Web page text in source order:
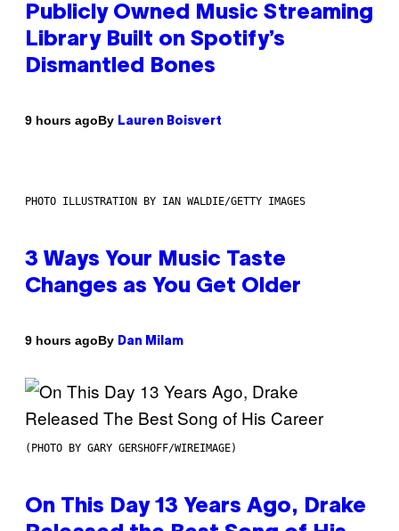
Publicly Owned Music Streaming
Library Built on Spotify’s
Dismantled Bones
9 hours agoBy Lauren Boisvert
PHOTO ILLUSTRATION BY IAN WALDIE/GETTY IMAGES
3 Ways Your Music Taste
Changes as You Get Older
9 hours agoBy Dan Milam
(PHOTO BY GARY GERSHOFF/WIREIMAGE)
On This Day 13 Years Ago, Drake